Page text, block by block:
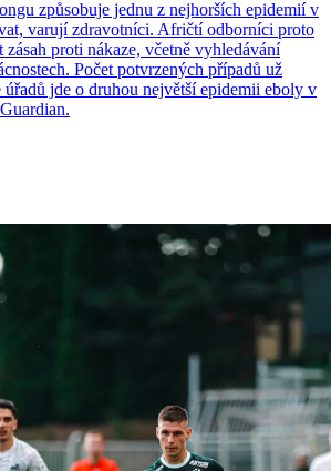
způsobuje jednu z nejhorších epidemií v
varují zdravotníci. Afričtí odborníci proto
proti nákaze, včetně vyhledávání
Počet potvrzených případů už
jde o druhou největší epidemii eboly v